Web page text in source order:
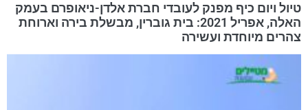
טיול ויום כיף מפנק לעובדי חברת אלדן-ניאופרם בעמק
האלה, אפריל 2021: בית גוברין, מבשלת בירה וארוחת
צהרים מיוחדת ועשירה